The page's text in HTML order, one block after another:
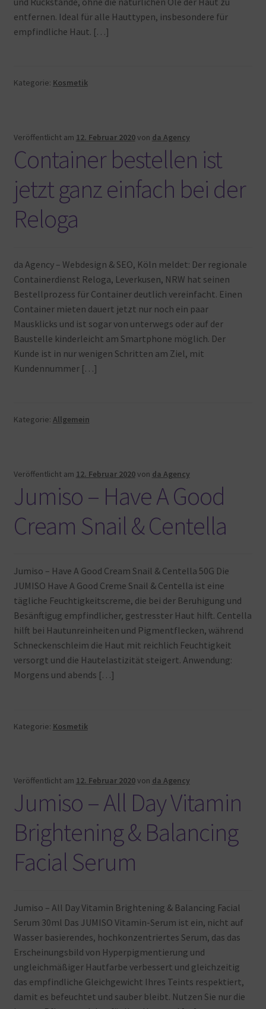
entfernen. Ideal für alle Hauttypen, insbesondere für
empfindliche Haut. […]
Kategorie: Kosmetik
Veröffentlicht am 12. Februar 2020von da Agency
Container bestellen ist
jetzt ganz einfach bei der
Reloga
da Agency – Webdesign & SEO, Köln meldet: Der regionale
Containerdienst Reloga, Leverkusen, NRW hat seinen
Bestellprozess für Container deutlich vereinfacht. Einen
Container mieten dauert jetzt nur noch ein paar
Mausklicks und ist sogar von unterwegs oder auf der
Baustelle kinderleicht am Smartphone möglich. Der
Kunde ist in nur wenigen Schritten am Ziel, mit
Kundennummer […]
Kategorie: Allgemein
Veröffentlicht am 12. Februar 2020von da Agency
Jumiso – Have A Good
Cream Snail & Centella
Jumiso – Have A Good Cream Snail & Centella 50G Die
JUMISO Have A Good Creme Snail & Centella ist eine
tägliche Feuchtigkeitscreme, die bei der Beruhigung und
Besänftigug empfindlicher, gestresster Haut hilft. Centella
hilft bei Hautunreinheiten und Pigmentflecken, während
Schneckenschleim die Haut mit reichlich Feuchtigkeit
versorgt und die Hautelastizität steigert. Anwendung:
Morgens und abends […]
Kategorie: Kosmetik
Veröffentlicht am 12. Februar 2020von da Agency
Jumiso – All Day Vitamin
Brightening & Balancing
Facial Serum
Jumiso – All Day Vitamin Brightening & Balancing Facial
Serum 30ml Das JUMISO Vitamin-Serum ist ein, nicht auf
Wasser basierendes, hochkonzentriertes Serum, das das
Erscheinungsbild von Hyperpigmentierung und
ungleichmäßiger Hautfarbe verbessert und gleichzeitig
das empfindliche Gleichgewicht Ihres Teints respektiert,
damit es befeuchtet und sauber bleibt. Nutzen Sie nur die